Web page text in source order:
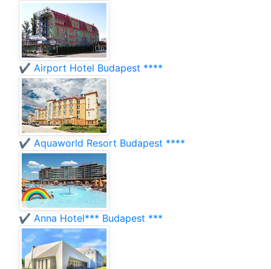
✔️ Airport Hotel Budapest ****
✔️ Aquaworld Resort Budapest ****
✔️ Anna Hotel*** Budapest ***